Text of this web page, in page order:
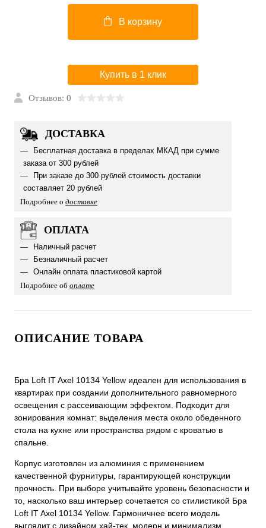
В корзину
Купить в 1 клик
Отзывов: 0
ДОСТАВКА
Бесплатная доставка в пределах МКАД при сумме
заказа от 300 рублей
При заказе до 300 рублей стоимость доставки
составляет 20 рублей
Подробнее о доставке
ОПЛАТА
Наличный расчет
Безналичный расчет
Онлайн оплата пластиковой картой
Подробнее об оплате
ОПИСАНИЕ ТОВАРА
Бра Loft IT Axel 10134 Yellow идеален для использования в
квартирах при создании дополнительного равномерного
освещения с рассеивающим эффектом. Подходит для
зонирования комнат: выделения места около обеденного
стола на кухне или пространства рядом с кроватью в
спальне.
Корпус изготовлен из алюминия с применением
качественной фурнитуры, гарантирующей конструкции
прочность. При выборе учитывайте уровень безопасности и
то, насколько ваш интерьер сочетается со стилистикой Бра
Loft IT Axel 10134 Yellow. Гармоничнее всего модель
выглядит с дизайном хай-тек, модерн и минимализм.